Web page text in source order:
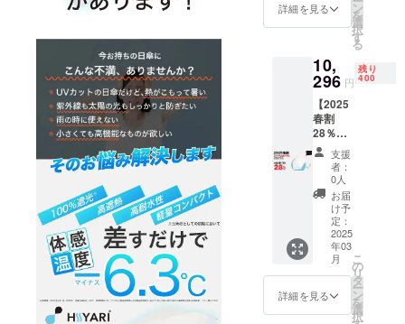
定配送
年11月
下旬予
ラベン
ダー ×1
計70本
一般販
売予定
価格
14,300
円(送
料・税
【2024
秋割
29％OF
10,153
円(送
料・税
込) ※予
定配送
詳細を見る ン
を
選
択
す
る
10,
296 円
残り
400
【2025
春割
28％OF
F】
HIYARI
VENUS.
オフホ
ワイト
×1本
【400名
様】 ・
HIYARI
VENUS.
オフホ
ワイト
支援
者：
0人
お届
け予
定：
2025
年03
月
詳細を見る
こ
の
リ
タ
ー
ン
を
選
択